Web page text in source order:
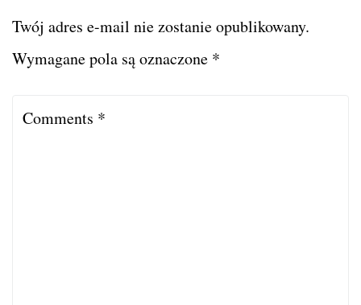
Twój adres e-mail nie zostanie opublikowany.
Wymagane pola są oznaczone *